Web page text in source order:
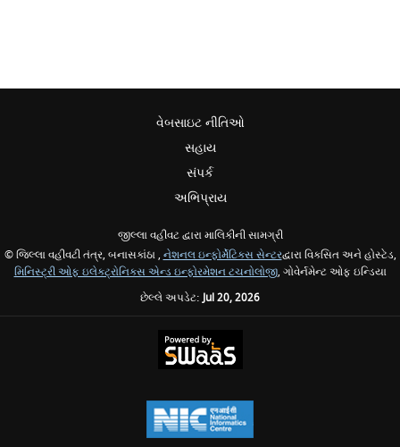
વેબસાઇટ નીતિઓ
સહાય
સંપર્ક
અભિપ્રાય
જીલ્લા વહીવટ દ્વારા માલિકીની સામગ્રી
© જિલ્લા વહીવટી તંત્ર, બનાસકાંઠા , નેશનલ ઇન્ફોર્મેટિક્સ સેન્ટરદ્વારા વિકસિત અને હોસ્ટેડ,
મિનિસ્ટ્રી ઓફ ઇલેક્ટ્રોનિક્સ એન્ડ ઇન્ફોરમેશન ટચનોલોજી, ગોવેર્નમેન્ટ ઓફ ઇન્ડિયા
છેલ્લે અપડેટ:Jul 20, 2026